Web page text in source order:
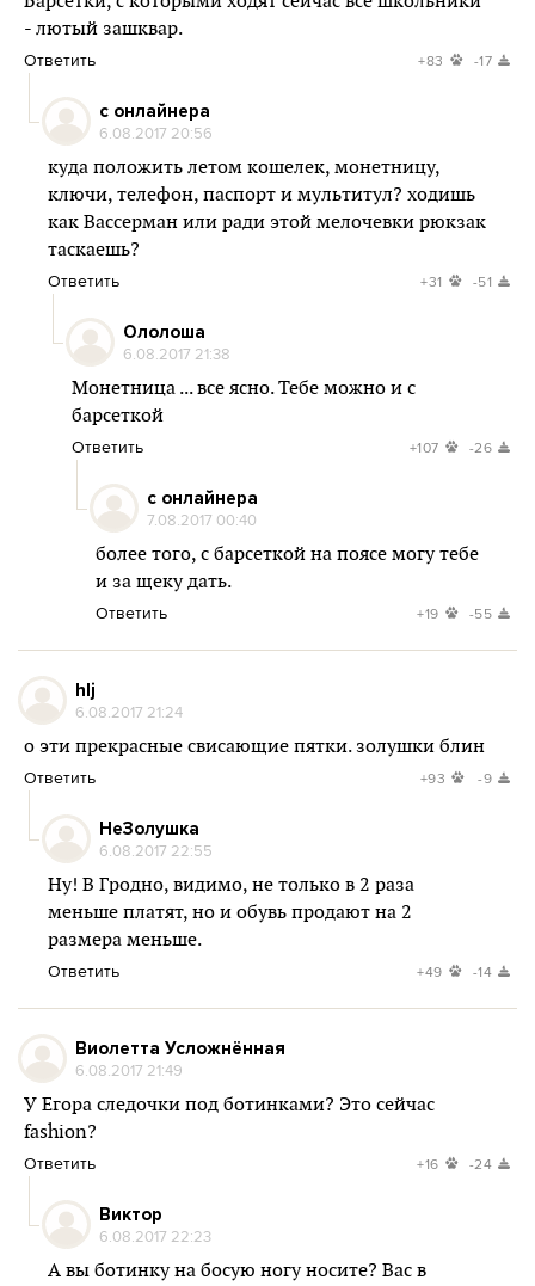
- лютый зашквар.
Ответить +83 -17
с онлайнера
6.08.2017 20:56
куда положить летом кошелек, монетницу,
ключи, телефон, паспорт и мультитул? ходишь
как Вассерман или ради этой мелочевки рюкзак
таскаешь?
Ответить +31 -51
Ололоша
6.08.2017 21:38
Монетница ... все ясно. Тебе можно и с
барсеткой
Ответить +107 -26
с онлайнера
7.08.2017 00:40
более того, с барсеткой на поясе могу тебе
и за щеку дать.
Ответить +19 -55
hlj
6.08.2017 21:24
о эти прекрасные свисающие пятки. золушки блин
Ответить +93 -9
НеЗолушка
6.08.2017 22:55
Ну! В Гродно, видимо, не только в 2 раза
меньше платят, но и обувь продают на 2
размера меньше.
Ответить +49 -14
Виолетта Усложнённая
6.08.2017 21:49
У Егора следочки под ботинками? Это cейчас
fashion?
Ответить +16 -24
Виктор
6.08.2017 22:23
А вы ботинку на босую ногу носите? Вас в